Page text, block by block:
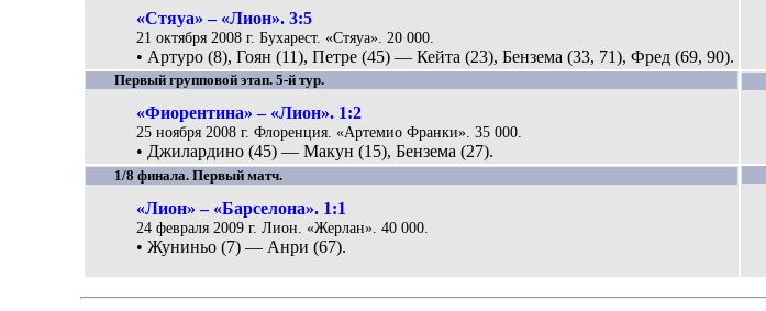
«Стяуа» – «Лион». 3:5
21 октября 2008 г. Бухарест. «Стяуа». 20 000.
• Артуро (8), Гоян (11), Петре (45) — Кейта (23), Бензема (33, 71), Фред (69, 90).
Первый групповой этап. 5-й тур.
«Фиорентина» – «Лион». 1:2
25 ноября 2008 г. Флоренция. «Артемио Франки». 35 000.
• Джилардино (45) — Макун (15), Бензема (27).
1/8 финала. Первый матч.
«Лион» – «Барселона». 1:1
24 февраля 2009 г. Лион. «Жерлан». 40 000.
• Жуниньо (7) — Анри (67).